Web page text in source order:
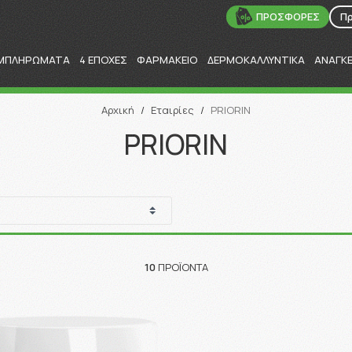
ΠΡΟΣΦΟΡΕΣ
4 ΕΠΟΧΕΣ ΦΑΡΜΑΚΕΙΟ ΔΕΡΜΟΚΑΛΛΥΝΤΙΚΑ
Αναζήτηση
Αρχική / Εταιρίες / PRIORIN
PRIORIN
10ΠΡΟΪΌΝΤΑ